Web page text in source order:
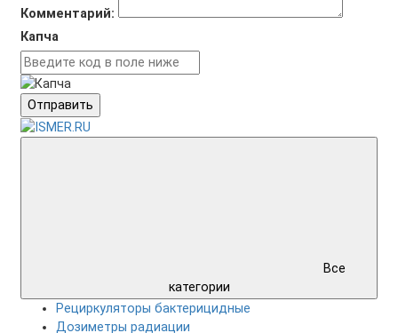
Комментарий:
Капча
Отправить
Все
категории
Рециркуляторы бактерицидные
Дозиметры радиации